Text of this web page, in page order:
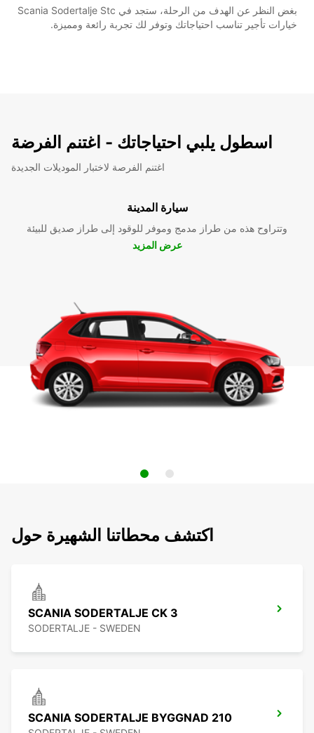
بغض النظر عن الهدف من الرحلة، ستجد في Scania Sodertalje Stc
خيارات تأجير تناسب احتياجاتك وتوفر لك تجربة رائعة ومميزة.
اسطول يلبي احتياجاتك - اغتنم الفرضة
اغتنم الفرصة لاختبار الموديلات الجديدة
سيارة المدينة
وتتراوح هذه من طراز مدمج وموفر للوقود إلى طراز صديق للبيئة
عرض المزيد
اكتشف محطاتنا الشهيرة حول
SCANIA SODERTALJE CK 3
SODERTALJE - SWEDEN
SCANIA SODERTALJE BYGGNAD 210